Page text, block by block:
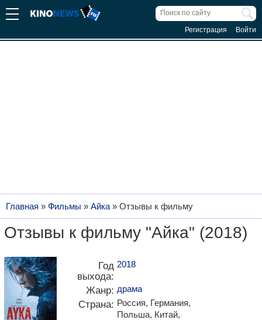
Регистрация Войти
Главная » Фильмы » Айка » Отзывы к фильму
Отзывы к фильму "Айка" (2018)
Год
выхода:
2018
Жанр: драма
Страна: Россия, Германия,
Польша, Китай,